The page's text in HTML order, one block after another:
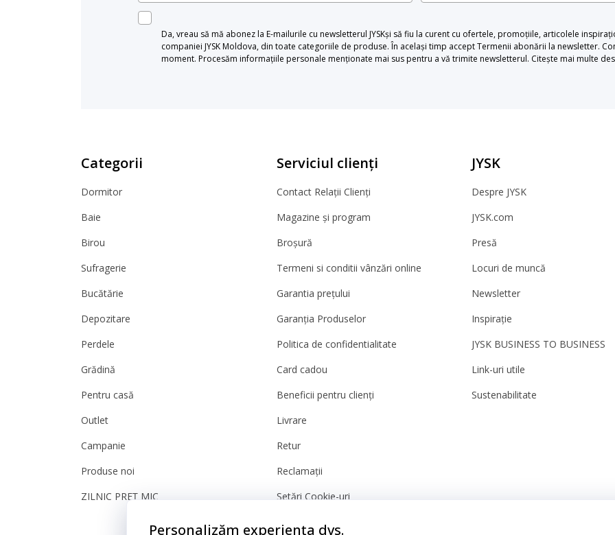
Da, vreau să mă abonez la E-mailurile cu newsletterul JYSKși să fiu la curent cu ofertele, promoțiile, articolele
companiei JYSK Moldova, din toate categoriile de produse. În același timp accept Termenii abonării la newsletter.
moment. Procesăm informațiile personale menționate mai sus pentru a vă trimite newsletterul. Citește mai multe
Categorii
Dormitor
Baie
Birou
Sufragerie
Bucătărie
Depozitare
Perdele
Grădină
Pentru casă
Outlet
Campanie
Produse noi
ZILNIC PREȚ MIC
Serviciul clienți
Contact Relații Clienți
Magazine și program
Broșură
Termeni si conditii vânzări online
Garantia prețului
Garanția Produselor
Politica de confidentialitate
Card cadou
Beneficii pentru clienți
Livrare
Retur
Reclamații
Setări Cookie-uri
Siguranță
JYSK
Despre JYSK
JYSK.com
Presă
Locuri de muncă
Newsletter
Inspirație
JYSK BUSINESS TO BUSINESS
Link-uri utile
Sustenabilitate
Personalizăm experiența dvs.